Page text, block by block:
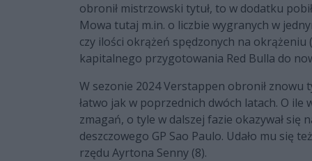
obronił mistrzowski tytuł, to w dodatku
Mowa tutaj m.in. o liczbie wygranych w
czy ilości okrążeń spędzonych na okrążeniu
kapitalnego przygotowania Red Bulla do
W sezonie 2024 Verstappen obronił znowu
łatwo jak w poprzednich dwóch latach. O ile
zmagań, o tyle w dalszej fazie okazywał się
deszczowego GP Sao Paulo. Udało mu się
rzędu Ayrtona Senny (8).